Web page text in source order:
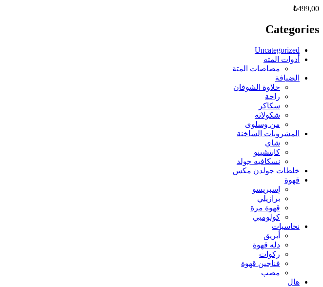
₺499,00
Categories
Uncategorized
أدوات المته
مصاصات المتة
الضيافة
حلاوة الشوفان
راحة
سكاكر
شكولاته
من وسلوى
المشروبات الساخنة
شاي
كابتشينو
نسكافيه جولد
خلطات جولدن مكس
قهوة
إسبريسو
برازيلي
قهوة مرة
كولومبي
نحاسيات
أبريق
‏دله قهوة
ركوات
فناجين قهوة
مصب
هال